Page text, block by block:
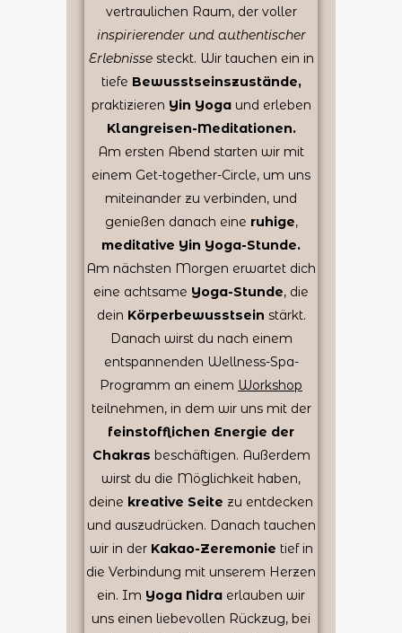
vertraulichen Raum, der voller
inspirierender und authentischer
Erlebnissesteckt. Wir tauchen ein in
tiefe Bewusstseinszustände,
praktizieren Yin Yogaund erleben
Klangreisen-Meditationen.
Am ersten Abend starten wir mit
einem Get-together-Circle, um uns
miteinander zu verbinden, und
genießen danach eine ruhige,
meditative Yin Yoga-Stunde.
Am nächsten Morgen erwartet dich
eine achtsame Yoga-Stunde, die
dein Körperbewusstsein stärkt.
Danach wirst du nach einem
entspannenden Wellness-Spa-
Programm an einem Workshop
teilnehmen, in dem wir uns mit der
feinstofflichen Energie der
Chakras beschäftigen. Außerdem
wirst du die Möglichkeit haben,
deine kreative Seite zu entdecken
und auszudrücken. Danach tauchen
wir in der Kakao-Zeremonie tief in
die Verbindung mit unserem Herzen
ein. Im Yoga Nidra erlauben wir
uns einen liebevollen Rückzug, bei